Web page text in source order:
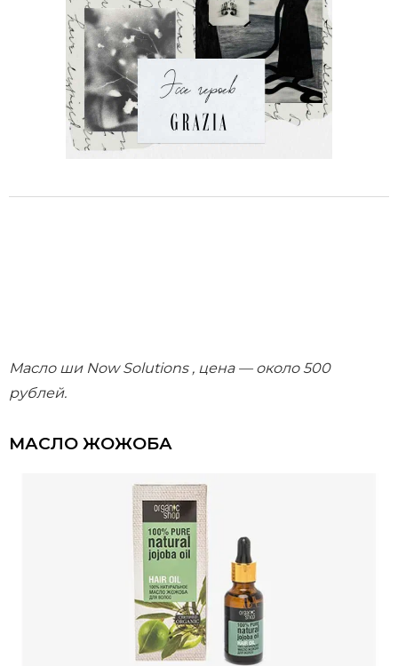
Масло ши Now Solutions , цена — около 500
рублей.
МАСЛО ЖОЖОБА